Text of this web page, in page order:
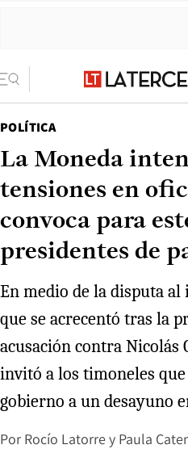
POLÍTICA
La Moneda
tensiones en
convoca para
presidentes de
En medio de la disputa
que se acrecentó tras la
acusación contra Nicolás
invitó a los timoneles
gobierno a un desayuno
Por Rocío Latorrey Paula